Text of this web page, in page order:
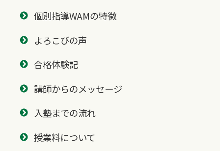
個別指導WAMの特徴
よろこびの声
合格体験記
講師からのメッセージ
入塾までの流れ
授業料について